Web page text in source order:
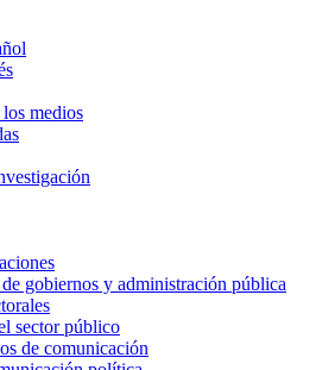
medios
gobiernos y administración pública
sector público
de comunicación